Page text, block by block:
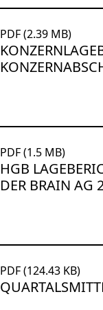
PDF (2.39 MB)
PDF (1.5 MB)
HGB
DER BRAIN AG
PDF (124.43 KB)